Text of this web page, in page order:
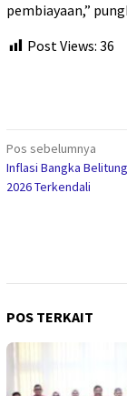
pembiayaan,”
Post Views: 36
Navigasi
pos
Pos sebelumnya
Inflasi Bangka
2026 Terkendali
POS TERKAIT